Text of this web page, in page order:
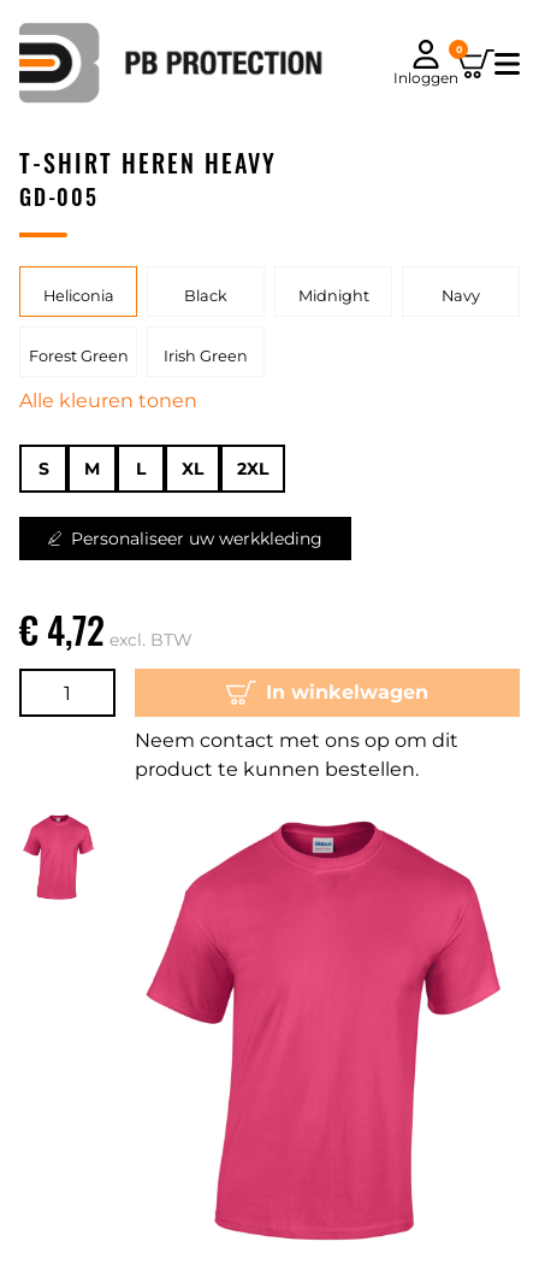
Inloggen
0
T-SHIRT HEREN HEAVY
GD-005
Heliconia Black Midnight Navy
Forest Green Irish Green
Alle kleuren tonen
S M L XL 2XL
Personaliseer uw werkkleding
€ 4,72 excl. BTW
In winkelwagen
Neem contact met ons op om dit
product te kunnen bestellen.